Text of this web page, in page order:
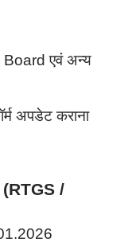
Board एवं अन्य
अपडेट कराना
/